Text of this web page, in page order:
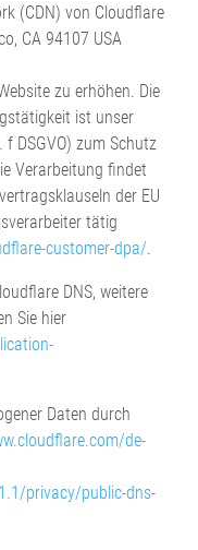
(CDN) von Cloudflare
CA 94107 USA
zu erhöhen. Die
ist unser
DSGVO) zum Schutz
Verarbeitung findet
der EU
tätig
customer-dpa/.
DNS, weitere
Sie hier
Daten durch
de-
privacy/public-dns-